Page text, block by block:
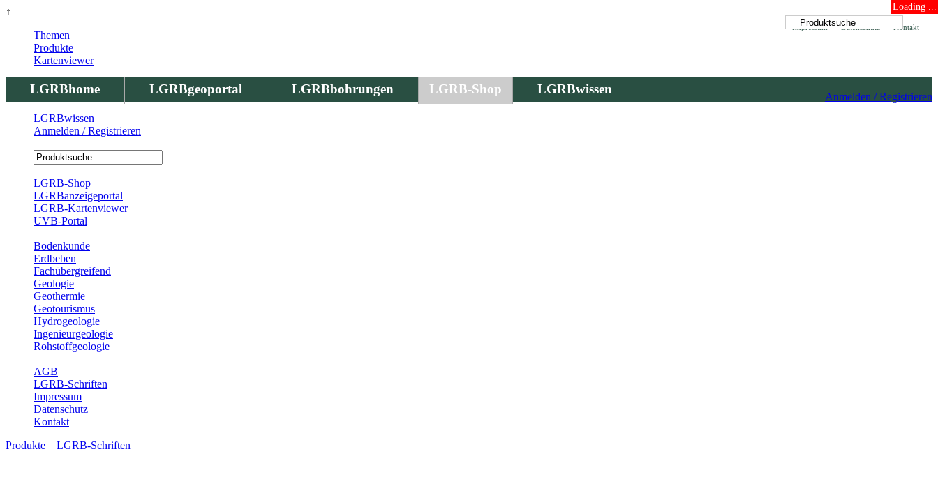
↑ Loading ...
Kontakt
Datenschutz
Impressum
LGRBhome LGRBgeoportal LGRBbohrungen LGRB-Shop LGRBwissen
Anmelden / Registrieren
Themen
Produkte
Kartenviewer
LGRBwissen
Anmelden / Registrieren
LGRB-Shop
LGRBanzeigeportal
LGRB-Kartenviewer
UVB-Portal
Bodenkunde
Erdbeben
Fachübergreifend
Geologie
Geothermie
Geotourismus
Hydrogeologie
Ingenieurgeologie
Rohstoffgeologie
AGB
LGRB-Schriften
Impressum
Datenschutz
Kontakt
Produkte
LGRB-Schriften